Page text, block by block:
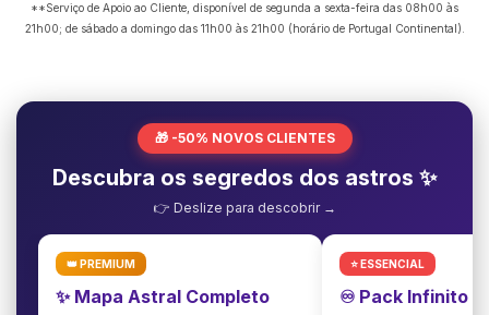
**Serviço de Apoio ao Cliente, disponível de segunda a sexta-feira das 08h00 às
21h00; de sábado a domingo das 11h00 às 21h00 (horário de Portugal Continental).
🎁 -50% NOVOS CLIENTES
Descubra os segredos dos astros ✨
👉 Deslize para descobrir →
👑 PREMIUM
✨ Mapa Astral Completo
⭐ ESSENCIAL
♾️ Pack Infinito